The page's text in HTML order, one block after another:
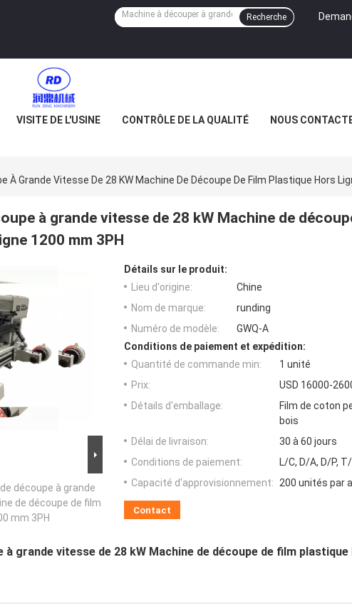
Recherche
VISITE DE L'USINE CONTRÔLE DE LA QUALITÉ NOUS
À Grande Vitesse De 28 KW Machine De Découpe De Film Plastique Hors
à grande vitesse de 28 kW Machine de
1200 mm 3PH
découpe à grande
de découpe de film
mm 3PH
Détails sur le produit:
Lieu d'origine:
Chine
Nom de marque:
runding
Numéro de modèle:
GWQ-A
Conditions de paiement et expédition:
Quantité de commande min:
1 unité
Prix:
USD 16000-
Détails d'emballage:
Film de coton
bois
Délai de livraison:
30 à 60 jours
Conditions de paiement:
L/C, D/A, D/P,
Capacité d'approvisionnement: 200 unités par
Contact
à grande vitesse de 28 kW Machine de découpe de film